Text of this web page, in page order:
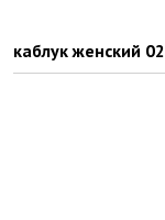
каблук женский 02